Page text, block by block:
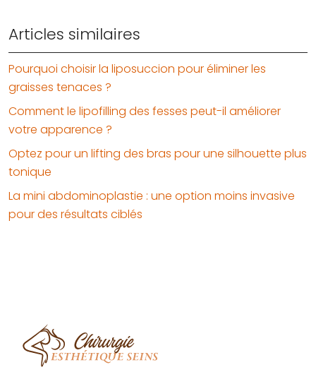
Articles similaires
Pourquoi choisir la liposuccion pour éliminer les
graisses tenaces ?
Comment le lipofilling des fesses peut-il améliorer
votre apparence ?
Optez pour un lifting des bras pour une silhouette plus
tonique
La mini abdominoplastie : une option moins invasive
pour des résultats ciblés